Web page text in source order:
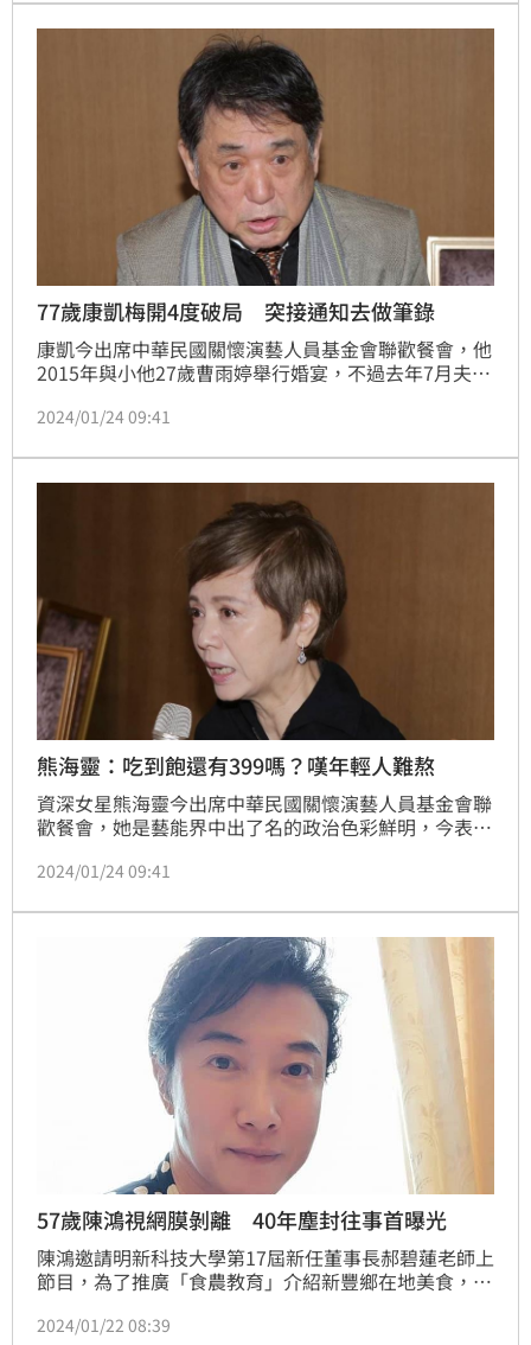
77歲康凱梅開4度破局 突接通知去做筆錄
康凱今出席中華民國關懷演藝人員基金會聯歡餐會，他
2015年與小他27歲曹雨婷舉行婚宴，不過去年7月夫妻
情，康凱表示從此很懼怕女人。鍾智凱台北報導
2024/01/24 09:41
熊海靈：吃到飽還有399嗎？嘆年輕人難熬
資深女星熊海靈今出席中華民國關懷演藝人員基金會聯
歡餐會，她是藝能界中出了名的政治色彩鮮明，今表示
治水很深」。記者鍾智凱台北報導
2024/01/24 09:41
57歲陳鴻視網膜剝離 40年塵封往事首曝光
陳鴻邀請明新科技大學第17屆新任董事長郝碧蓮老師上
節目，為了推廣「食農教育」介紹新豐鄉在地美食，聊
新任教的時期，當時的新豐鄉真的不像現在熱鬧的榮
2024/01/22 08:39